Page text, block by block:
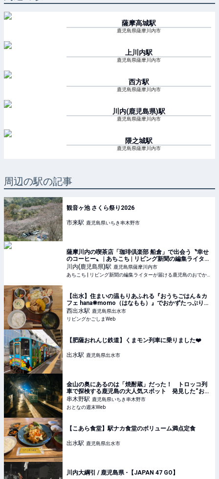
薩摩高城駅
鹿児島県薩摩川内市
上川内駅
鹿児島県薩摩川内市
西方駅
鹿児島県薩摩川内市
川内(鹿児島県)駅
鹿児島県薩摩川内市
隈之城駅
鹿児島県薩摩川内市
周辺の駅の記事
観音ヶ池 さくら祭り2026
市来駅 鹿児島県いちき串木野市
薩摩川内の喫茶店「珈琲倶楽部 船倉」で出会う〝幸せ
のコーヒー〟 | あちこち | リビング新聞の編集ライター
が届ける鹿児島のおでかけ情報
川内(鹿児島県)駅 鹿児島県薩摩川内市
【出水】住まいの温もりあふれる『おうちごはん＆カ
フェ hana❋momo（はなもも）』でおかずたっぷりラ
ンチ♪
西出水駅 鹿児島県出水市
リビングかごしまWeb
【肥薩おれんじ鉄道】くまモン列車に乗りました❤️
出水駅 鹿児島県出水市
金山の奥にあるのは「焼酎蔵」だった！ トロッコ列
車で探検する鹿児島の大人気スポット 発見した“おと
なのタイムカプセル”とは？ - おとなの週末Web
串木野駅 鹿児島県いちき串木野市
おとなの週末Web
【こあら食堂】駅ナカ食堂のボリューム満点定食
出水駅 鹿児島県出水市
川内大綱引 / 鹿児島県 -【JAPAN 47 GO】